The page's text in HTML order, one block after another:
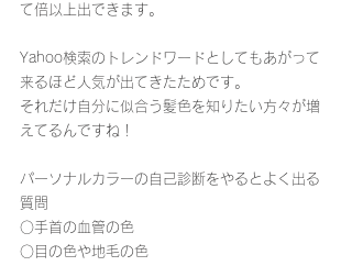
て倍以上出できます。
Yahoo検索のトレンドワードとしてもあがって
来るほど人気が出てきたためです。
それだけ自分に似合う髪色を知りたい方々が増
えてるんですね！
パーソナルカラーの自己診断をやるとよく出る
質問
○手首の血管の色
○目の色や地毛の色